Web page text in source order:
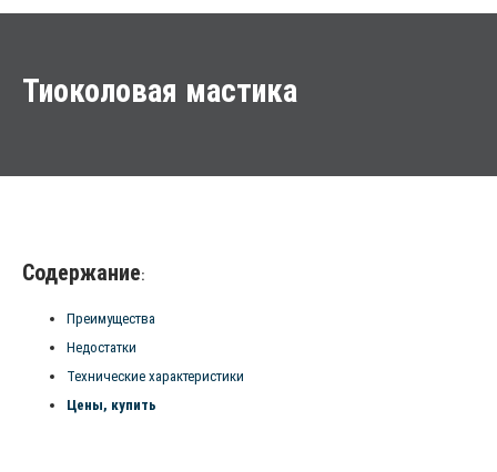
Тиоколовая мастика
Содержание:
Преимущества
Недостатки
Технические характеристики
Цены, купить